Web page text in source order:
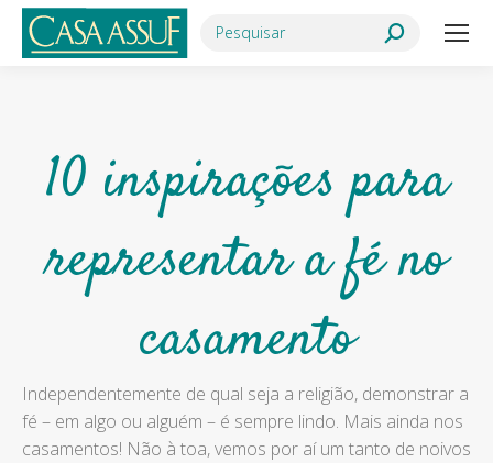
Search:
10 inspirações para
representar a fé no
casamento
Independentemente de qual seja a religião, demonstrar a
fé – em algo ou alguém – é sempre lindo. Mais ainda nos
casamentos! Não à toa, vemos por aí um tanto de noivos